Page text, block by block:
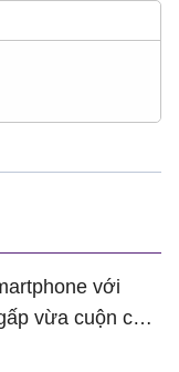
với
vừa cuộn cực